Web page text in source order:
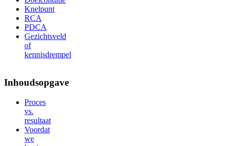
Knelpunt
RCA
PDCA
Gezichtsveld
of
kennisdrempel
Inhoudsopgave
Proces
vs.
resultaat
Voordat
we